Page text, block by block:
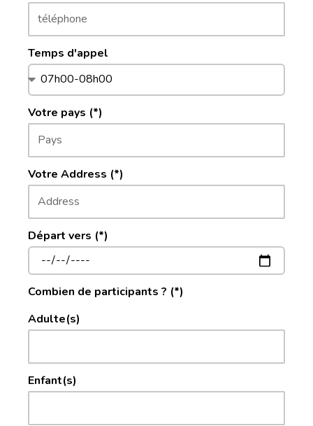
Temps d'appel
Votre pays (*)
Votre Address (*)
Départ vers (*)
Combien de participants ? (*)
Adulte(s)
Enfant(s)